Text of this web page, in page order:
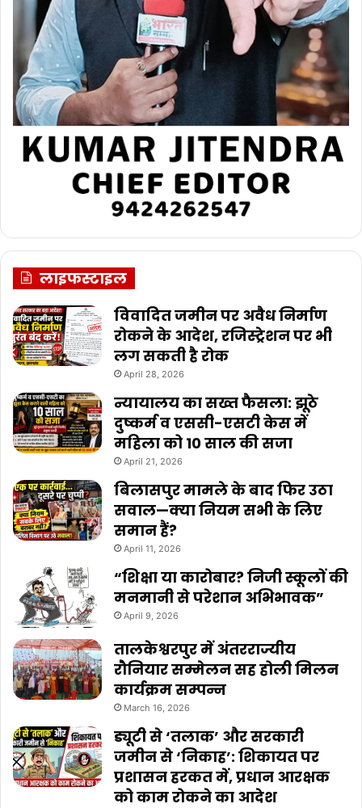
लाइफस्टाइल
विवादित जमीन पर अवैध निर्माण
रोकने के आदेश, रजिस्ट्रेशन पर भी
लग सकती है रोक
April 28, 2026
न्यायालय का सख्त फैसला: झूठे
दुष्कर्म व एससी-एसटी केस में
महिला को 10 साल की सजा
April 21, 2026
बिलासपुर मामले के बाद फिर उठा
सवाल—क्या नियम सभी के लिए
समान हैं?
April 11, 2026
“शिक्षा या कारोबार? निजी स्कूलों की
मनमानी से परेशान अभिभावक”
April 9, 2026
तालकेश्वरपुर में अंतरराज्यीय
रौनियार सम्मेलन सह होली मिलन
कार्यक्रम सम्पन्न
March 16, 2026
ड्यूटी से ‘तलाक’ और सरकारी
जमीन से ‘निकाह’: शिकायत पर
प्रशासन हरकत में, प्रधान आरक्षक
को काम रोकने का आदेश